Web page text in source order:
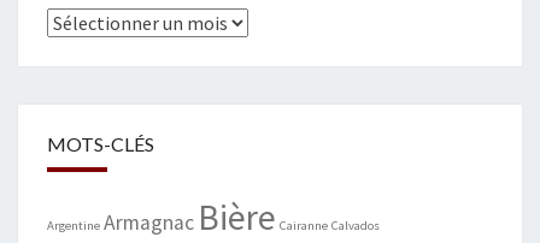
Archives
MOTS-CLÉS
Argentine Armagnac Bière Cairanne Calvados